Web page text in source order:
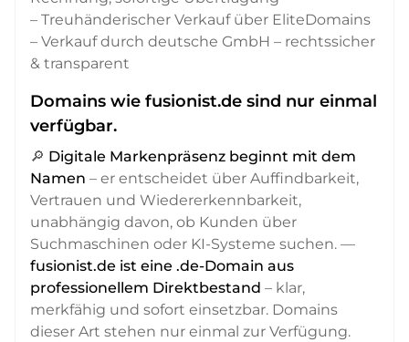
– Treuhänderischer Verkauf über EliteDomains
– Verkauf durch deutsche GmbH – rechtssicher
& transparent
Domains wie fusionist.de sind nur einmal
verfügbar.
🔎 Digitale Markenpräsenz beginnt mit dem
Namen – er entscheidet über Auffindbarkeit,
Vertrauen und Wiedererkennbarkeit,
unabhängig davon, ob Kunden über
Suchmaschinen oder KI-Systeme suchen. —
fusionist.de ist eine .de-Domain aus
professionellem Direktbestand – klar,
merkfähig und sofort einsetzbar. Domains
dieser Art stehen nur einmal zur Verfügung.